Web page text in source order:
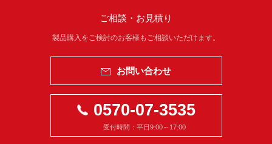
ご相談・お見積り
製品購入をご検討のお客様もご相談いただけます。
お問い合わせ
0570-07-3535
受付時間：平日9:00～17:00